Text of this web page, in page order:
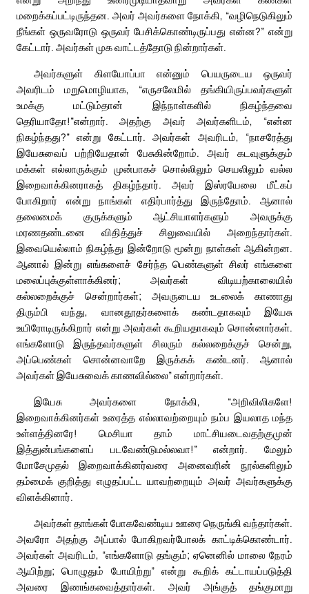
மறைக்கப்பட்டிருந்தன. அவர் அவர்களை நோக்கி, “வழிநெடுகிலும்
நீங்கள் ஒருவரோடு ஒருவர் பேசிக்கொண்டிருப்பது என்ன?” என்று
கேட்டார். அவர்கள் முக வாட்டத்தோடு நின்றார்கள்.
அவர்களுள் கிளயோப்பா என்னும் பெயருடைய ஒருவர்
அவரிடம் மறுமொழியாக, “எருசலேமில் தங்கியிருப்பவர்களுள்
உமக்கு மட்டும்தான் இந்நாள்களில் நிகழ்ந்தவை
தெரியாதோ!”என்றார். அதற்கு அவர் அவர்களிடம், “என்ன
நிகழ்ந்தது?” என்று கேட்டார். அவர்கள் அவரிடம், “நாசரேத்து
இயேசுவைப் பற்றியேதான் பேசுகின்றோம். அவர் கடவுளுக்கும்
மக்கள் எல்லாருக்கும் முன்பாகச் சொல்லிலும் செயலிலும் வல்ல
இறைவாக்கினராகத் திகழ்ந்தார். அவர் இஸ்ரயேலை மீட்கப்
போகிறார் என்று நாங்கள் எதிர்பார்த்து இருந்தோம். ஆனால்
தலைமைக் குருக்களும் ஆட்சியாளர்களும் அவருக்கு
மரணதண்டனை விதித்துச் சிலுவையில் அறைந்தார்கள்.
இவையெல்லாம் நிகழ்ந்து இன்றோடு மூன்று நாள்கள் ஆகின்றன.
ஆனால் இன்று எங்களைச் சேர்ந்த பெண்களுள் சிலர் எங்களை
மலைப்புக்குள்ளாக்கினர்; அவர்கள் விடியற்காலையில்
கல்லறைக்குச் சென்றார்கள்; அவருடைய உடலைக் காணாது
திரும்பி வந்து, வானதூதர்களைக் கண்டதாகவும் இயேசு
உயிரோடிருக்கிறார் என்று அவர்கள் கூறியதாகவும் சொன்னார்கள்.
எங்களோடு இருந்தவர்களுள் சிலரும் கல்லறைக்குச் சென்று,
அப்பெண்கள் சொன்னவாறே இருக்கக் கண்டனர். ஆனால்
அவர்கள் இயேசுவைக் காணவில்லை” என்றார்கள்.
இயேசு அவர்களை நோக்கி, “அறிவிலிகளே!
இறைவாக்கினர்கள் உரைத்த எல்லாவற்றையும் நம்ப இயலாத மந்த
உள்ளத்தினரே! மெசியா தாம் மாட்சியடைவதற்குமுன்
இத்துன்பங்களைப் படவேண்டுமல்லவா!” என்றார். மேலும்
மோசேமுதல் இறைவாக்கினர்வரை அனைவரின் நூல்களிலும்
தம்மைக் குறித்து எழுதப்பட்ட யாவற்றையும் அவர் அவர்களுக்கு
விளக்கினார்.
அவர்கள் தாங்கள் போகவேண்டிய ஊரை நெருங்கி வந்தார்கள்.
அவரோ அதற்கு அப்பால் போகிறவர்போலக் காட்டிக்கொண்டார்.
அவர்கள் அவரிடம், “எங்களோடு தங்கும்; ஏனெனில் மாலை நேரம்
ஆயிற்று; பொழுதும் போயிற்று” என்று கூறிக் கட்டாயப்படுத்தி
அவரை இணங்கவைத்தார்கள். அவர் அங்குத் தங்குமாறு